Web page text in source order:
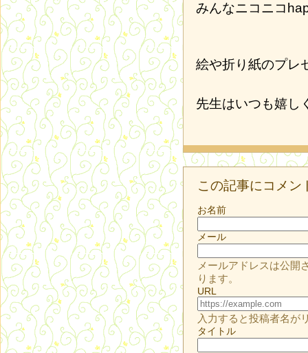
みんなニコニコ
絵や折り紙のプレ
先生はいつも嬉し
この記事にコメン
お名前
メール
メールアドレスは公開
ります。
URL
入力すると投稿者名が
タイトル